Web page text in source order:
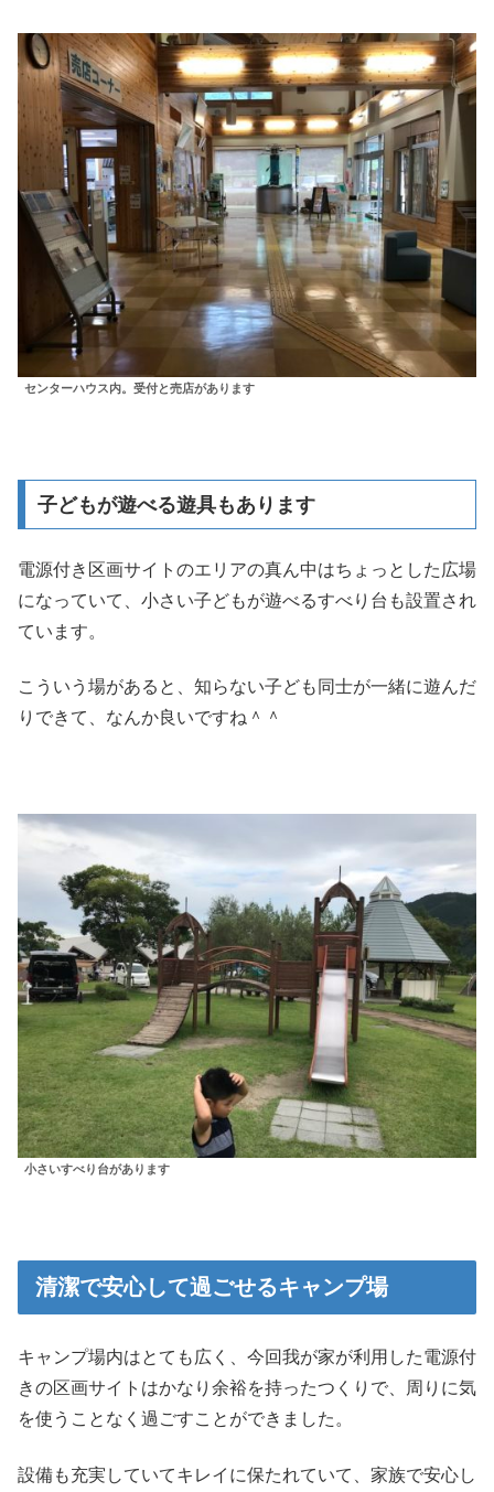
センターハウス内。受付と売店があります
子どもが遊べる遊具もあります
電源付き区画サイトのエリアの真ん中はちょっとした広場
になっていて、小さい子どもが遊べるすべり台も設置され
ています。
こういう場があると、知らない子ども同士が一緒に遊んだ
りできて、なんか良いですね＾＾
小さいすべり台があります
清潔で安心して過ごせるキャンプ場
キャンプ場内はとても広く、今回我が家が利用した電源付
きの区画サイトはかなり余裕を持ったつくりで、周りに気
を使うことなく過ごすことができました。
設備も充実していてキレイに保たれていて、家族で安心し